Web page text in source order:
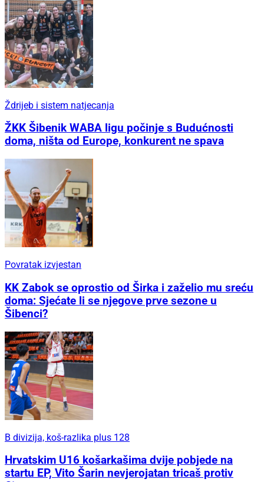
Ždrijeb i sistem natjecanja
ŽKK Šibenik WABA ligu počinje s Budućnosti
doma, ništa od Europe, konkurent ne spava
Povratak izvjestan
KK Zabok se oprostio od Širka i zaželio mu sreću
doma: Sjećate li se njegove prve sezone u
Šibenci?
B divizija, koš-razlika plus 128
Hrvatskim U16 košarkašima dvije pobjede na
startu EP, Vito Šarin nevjerojatan tricaš protiv